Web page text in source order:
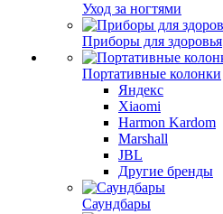
Уход за ногтями
Приборы для здоровья
Портативные колонки
Яндекс
Xiaomi
Harmon Kardom
Marshall
JBL
Другие бренды
Саундбары